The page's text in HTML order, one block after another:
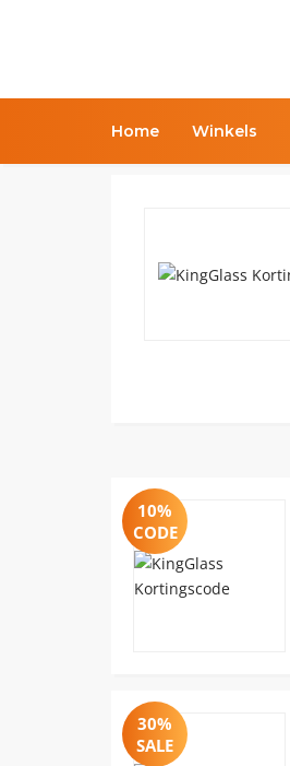
Home Winkels
10%
CODE
30%
SALE